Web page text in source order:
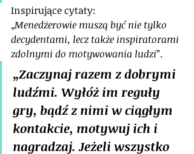
Inspirujące cytaty:
„Menedżerowie muszą być nie tylko
decydentami, lecz także inspiratorami
zdolnymi do motywowania ludzi”.
„Zaczynaj razem z dobrymi
ludźmi. Wyłóż im reguły
gry, bądź z nimi w ciągłym
kontakcie, motywuj ich i
nagradzaj. Jeżeli wszystko